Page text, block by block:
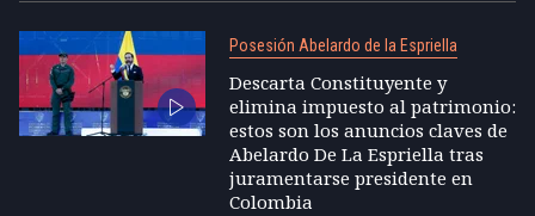
Posesión Abelardo de la Espriella
Descarta Constituyente y
elimina impuesto al patrimonio:
estos son los anuncios claves de
Abelardo De La Espriella tras
juramentarse presidente en
Colombia